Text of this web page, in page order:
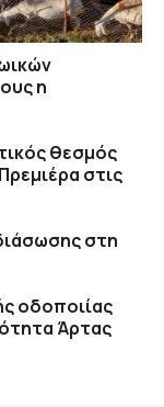
η
θεσμός
στις
στη
οδοποιίας
Άρτας